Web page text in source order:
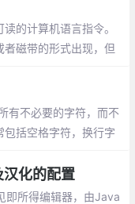
的计算机语言指令。
磁带的形式出现，但
有不必要的字符，而不
括空格字符，换行字
化的配置
即所得编辑器，由Java